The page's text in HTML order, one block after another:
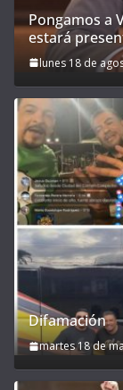
Pongamos a
estará
lunes 18 de
Difamación
martes 18 de